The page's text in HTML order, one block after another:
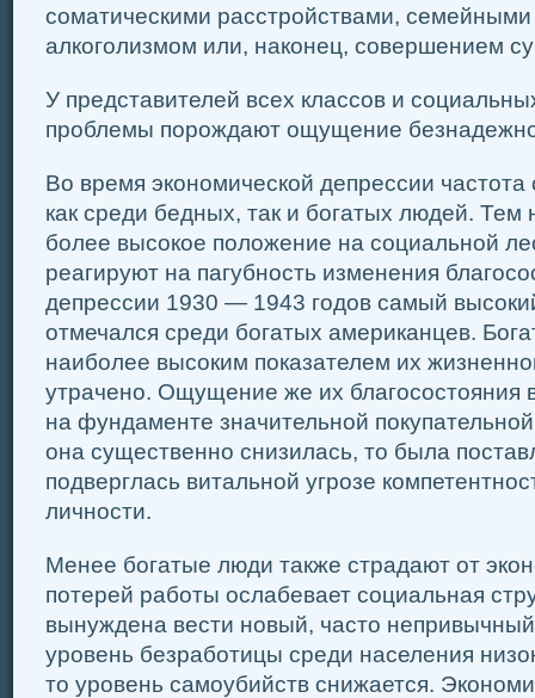
соматическими расстройствами,
алкоголизмом или, наконец, совершением
У представителей всех классов и
проблемы порождают ощущение
Во время экономической депрессии частота
как среди бедных, так и богатых людей.
более высокое положение на социальной
реагируют на пагубность изменения
депрессии 1930 — 1943 годов самый
отмечался среди богатых американцев.
наиболее высоким показателем их
утрачено. Ощущение же их благосостояния
на фундаменте значительной
она существенно снизилась, то была
подверглась витальной угрозе
личности.
Менее богатые люди также страдают от
потерей работы ослабевает социальная
вынуждена вести новый, часто
уровень безработицы среди населения
то уровень самоубийств снижается.